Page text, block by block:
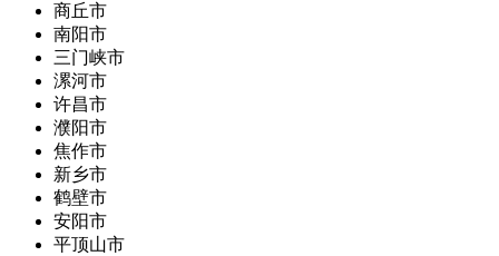
商丘市
南阳市
三门峡市
漯河市
许昌市
濮阳市
焦作市
新乡市
鹤壁市
安阳市
平顶山市